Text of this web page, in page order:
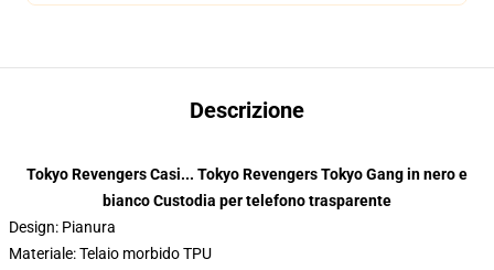
Descrizione
Tokyo Revengers Casi... Tokyo Revengers Tokyo Gang in nero e
bianco Custodia per telefono trasparente
Design: Pianura
Materiale: Telaio morbido TPU